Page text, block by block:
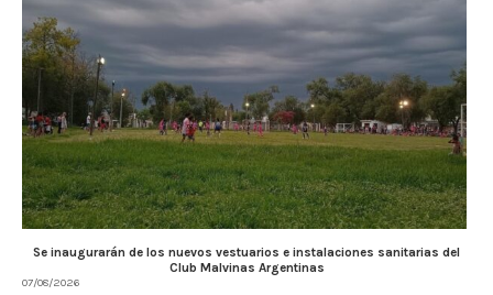
Se inaugurarán de los nuevos vestuarios e instalaciones sanitarias del
Club Malvinas Argentinas
07/08/2026